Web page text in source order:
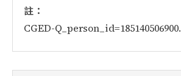
註：
CGED-Q_person_id=185140506900.